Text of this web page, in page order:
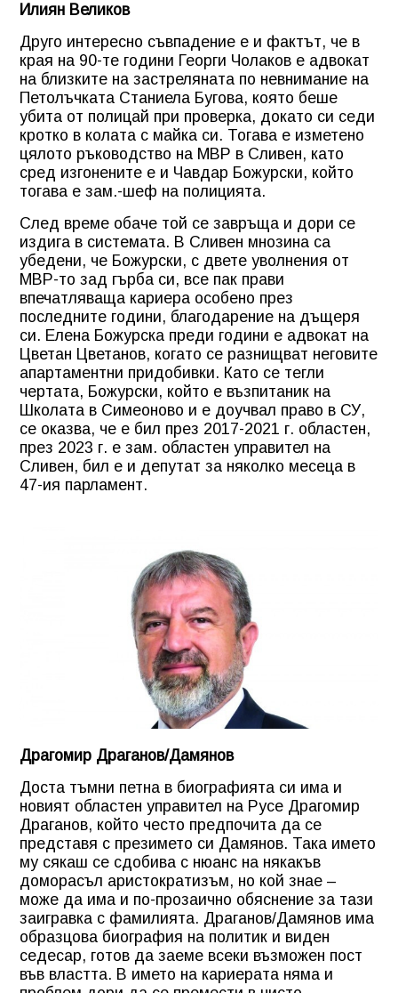
Илиян Великов
Друго интересно съвпадение е и фактът, че в
края на 90-те години Георги Чолаков е адвокат
на близките на застреляната по невнимание на
Петолъчката Станиела Бугова, която беше
убита от полицай при проверка, докато си седи
кротко в колата с майка си. Тогава е изметено
цялото ръководство на МВР в Сливен, като
сред изгонените е и Чавдар Божурски, който
тогава е зам.-шеф на полицията.
След време обаче той се завръща и дори се
издига в системата. В Сливен мнозина са
убедени, че Божурски, с двете уволнения от
МВР-то зад гърба си, все пак прави
впечатляваща кариера особено през
последните години, благодарение на дъщеря
си. Елена Божурска преди години е адвокат на
Цветан Цветанов, когато се разнищват неговите
апартаментни придобивки. Като се тегли
чертата, Божурски, който е възпитаник на
Школата в Симеоново и е доучвал право в СУ,
се оказва, че е бил през 2017-2021 г. областен,
през 2023 г. е зам. областен управител на
Сливен, бил е и депутат за няколко месеца в
47-ия парламент.
Драгомир Драганов/Дамянов
Доста тъмни петна в биографията си има и
новият областен управител на Русе Драгомир
Драганов, който често предпочита да се
представя с презимето си Дамянов. Така името
му сякаш се сдобива с нюанс на някакъв
доморасъл аристократизъм, но кой знае –
може да има и по-прозаично обяснение за тази
заигравка с фамилията. Драганов/Дамянов има
образцова биография на политик и виден
седесар, готов да заеме всеки възможен пост
във властта. В името на кариерата няма и